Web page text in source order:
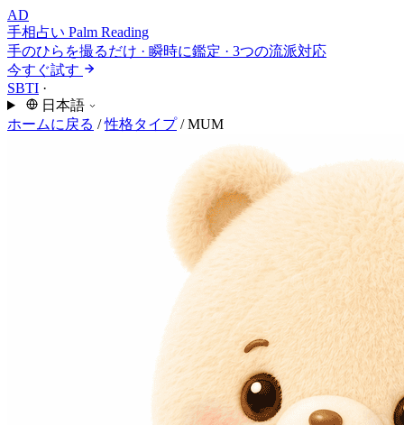
AD
手相占い Palm Reading
手のひらを撮るだけ · 瞬時に鑑定 · 3つの流派対応
今すぐ試す
SBTI ·
日本語
ホームに戻る / 性格タイプ / MUM